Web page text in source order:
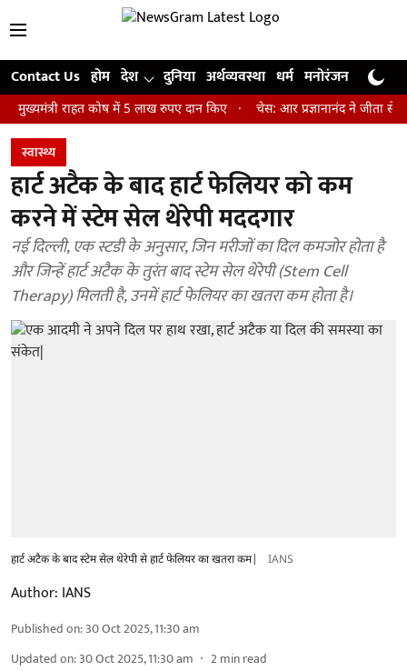
Contact Us होम देश दुनिया अर्थव्यवस्था धर्म मनोरंजन खेल
राहत कोष में 5 लाख रुपए दान किए चेस: आर प्रज्ञानानंद ने जीता सेंट लुइस
स्वास्थ्य
हार्ट अटैक के बाद हार्ट फेलियर को कम
करने में स्टेम सेल थेरेपी मददगार
नई दिल्ली, एक स्टडी के अनुसार, जिन मरीजों का दिल कमजोर होता है
और जिन्हें हार्ट अटैक के तुरंत बाद स्टेम सेल थेरेपी (Stem Cell
Therapy) मिलती है, उनमें हार्ट फेलियर का खतरा कम होता है।
हार्ट अटैक के बाद स्टेम सेल थेरेपी से हार्ट फेलियर का खतरा कम| IANS
Author: IANS
Published on:30 Oct 2025, 11:30 am
Updated on:30 Oct 2025, 11:30 am 2min read